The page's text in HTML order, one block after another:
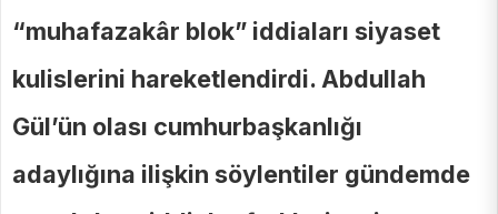
“muhafazakâr blok” iddiaları siyaset
kulislerini hareketlendirdi. Abdullah
Gül’ün olası cumhurbaşkanlığı
adaylığına ilişkin söylentiler gündemde